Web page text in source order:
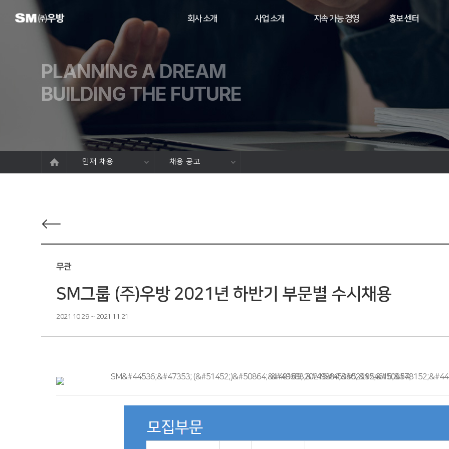
회사 소개 사업 소개 지속 가능 경영 홍보 센터
PLANNING A DREAM
BUILDING THE FUTURE
인재 채용 채용 공고
무관
SM그룹 (주)우방 2021년 하반기 부문별 수시채용
2021.10.29 ~ 2021.11.21